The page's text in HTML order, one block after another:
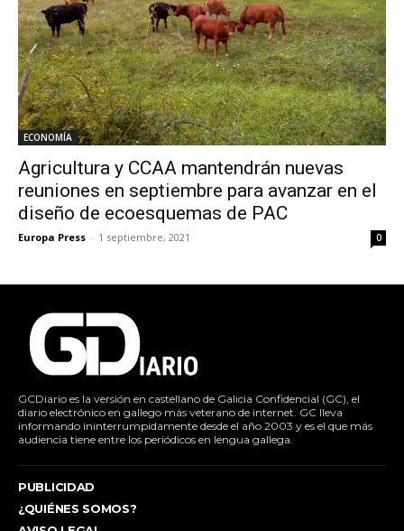
ECONOMÍA
Agricultura y CCAA mantendrán nuevas
reuniones en septiembre para avanzar en el
diseño de ecoesquemas de PAC
Europa Press - 1 septiembre, 2021 0
GCDiario es la versión en castellano de Galicia Confidencial (GC), el
diario electrónico en gallego más veterano de internet. GC lleva
informando ininterrumpidamente desde el año 2003 y es el que más
audiencia tiene entre los periódicos en lengua gallega.
PUBLICIDAD
¿QUIÉNES SOMOS?